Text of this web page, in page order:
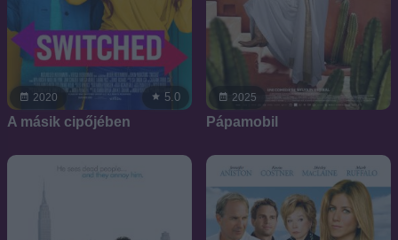
2020 5.0
A másik cipőjében
2025
Pápamobil